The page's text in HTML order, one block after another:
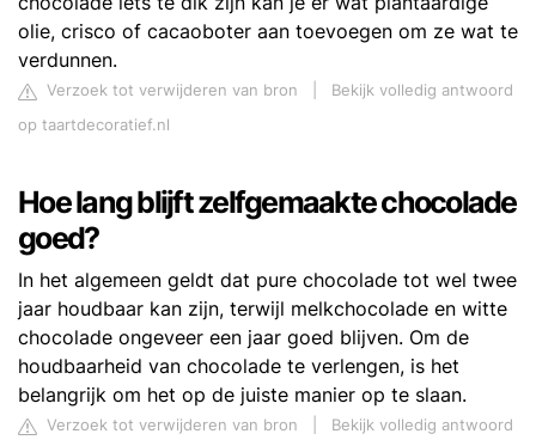
olie, crisco of cacaoboter aan toevoegen om ze wat te
verdunnen.
Verzoek tot verwijderen van bron
Bekijk volledig antwoord
op taartdecoratief.nl
Hoe lang blijft zelfgemaakte chocolade
goed?
In het algemeen geldt dat pure chocolade tot wel twee
jaar houdbaar kan zijn, terwijl melkchocolade en witte
chocolade ongeveer een jaar goed blijven. Om de
houdbaarheid van chocolade te verlengen, is het
belangrijk om het op de juiste manier op te slaan.
Verzoek tot verwijderen van bron
Bekijk volledig antwoord